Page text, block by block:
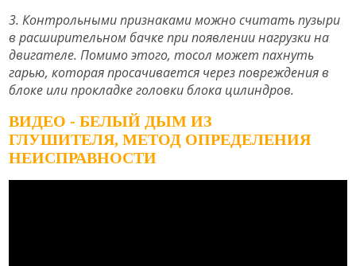
3. Контрольными признаками можно считать пузыри
в расширительном бачке при появлении нагрузки на
двигателе. Помимо этого, тосол может пахнуть
гарью, которая просачивается через повреждения в
блоке или прокладке головки блока цилиндров.
ВИДЕО - БЕЛЫЙ ДЫМ ИЗ
ГЛУШИТЕЛЯ, МЕТОД ОПРЕДЕЛЕНИЯ
НЕИСПРАВНОСТИ